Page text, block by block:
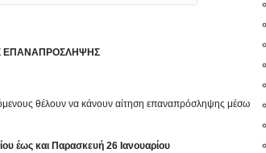
ΕΠΑΝΑΠΡΟΣΛΗΨΗΣ
θέλουν να κάνουν αίτηση επαναπρόσληψης μέσω
έως και Παρασκευή 26 Ιανουαρίου